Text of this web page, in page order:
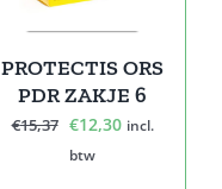
PROTECTIS ORS
PDR ZAKJE 6
€15,37 Oorspronkelijke
prijs
€12,30Huidige
incl.
btw